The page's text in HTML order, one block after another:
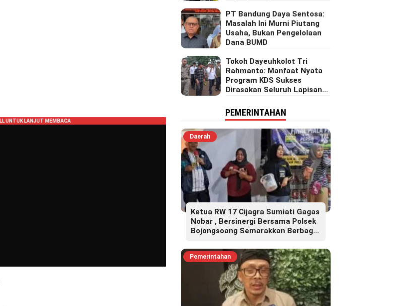
PT Bandung Daya Sentosa:
Masalah Ini Murni Piutang
Usaha, Bukan Pengelolaan
Dana BUMD
Tokoh Dayeuhkolot Tri
Rahmanto: Manfaat Nyata
Program KDS Sukses
Dirasakan Seluruh Lapisan
Pelosok.
PEMERINTAHAN
Daerah
Ketua RW 17 Cijagra Sumiati Gagas
Nobar , Bersinergi Bersama Polsek
Bojongsoang Semarakkan Berbagi
Pemerintahan